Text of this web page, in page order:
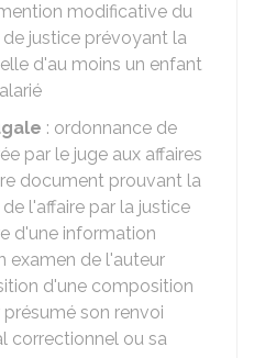
modificative du
justice prévoyant la
d'au moins un enfant
: ordonnance de
par le juge aux affaires
document prouvant la
l'affaire par la justice
d'une information
examen de l'auteur
d'une composition
son renvoi
correctionnel ou sa